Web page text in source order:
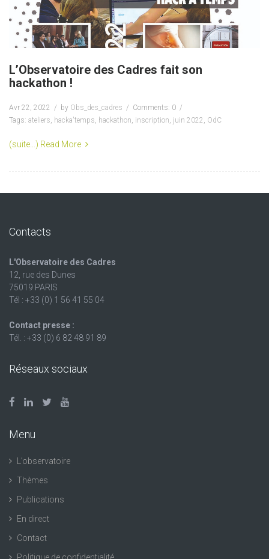
L’Observatoire des Cadres fait son
hackathon !
Avr 22, 2022 by Obs_des_cadres
Comments: 0
Tags: ateliers, hacka'temps, hackathon, inscription, juin 2022 , OdC
(suite…) Read More
Contacts
L'Observatoire des Cadres
12, rue des Dunes
75019 PARIS
Tél : +33 (0) 1 56 41 55 04
Contact presse :
Tél. : +33 (0) 6 82 48 91 89
Réseaux sociaux
Menu
L’observatoire
Thèmes
Publications
En direct
Contact